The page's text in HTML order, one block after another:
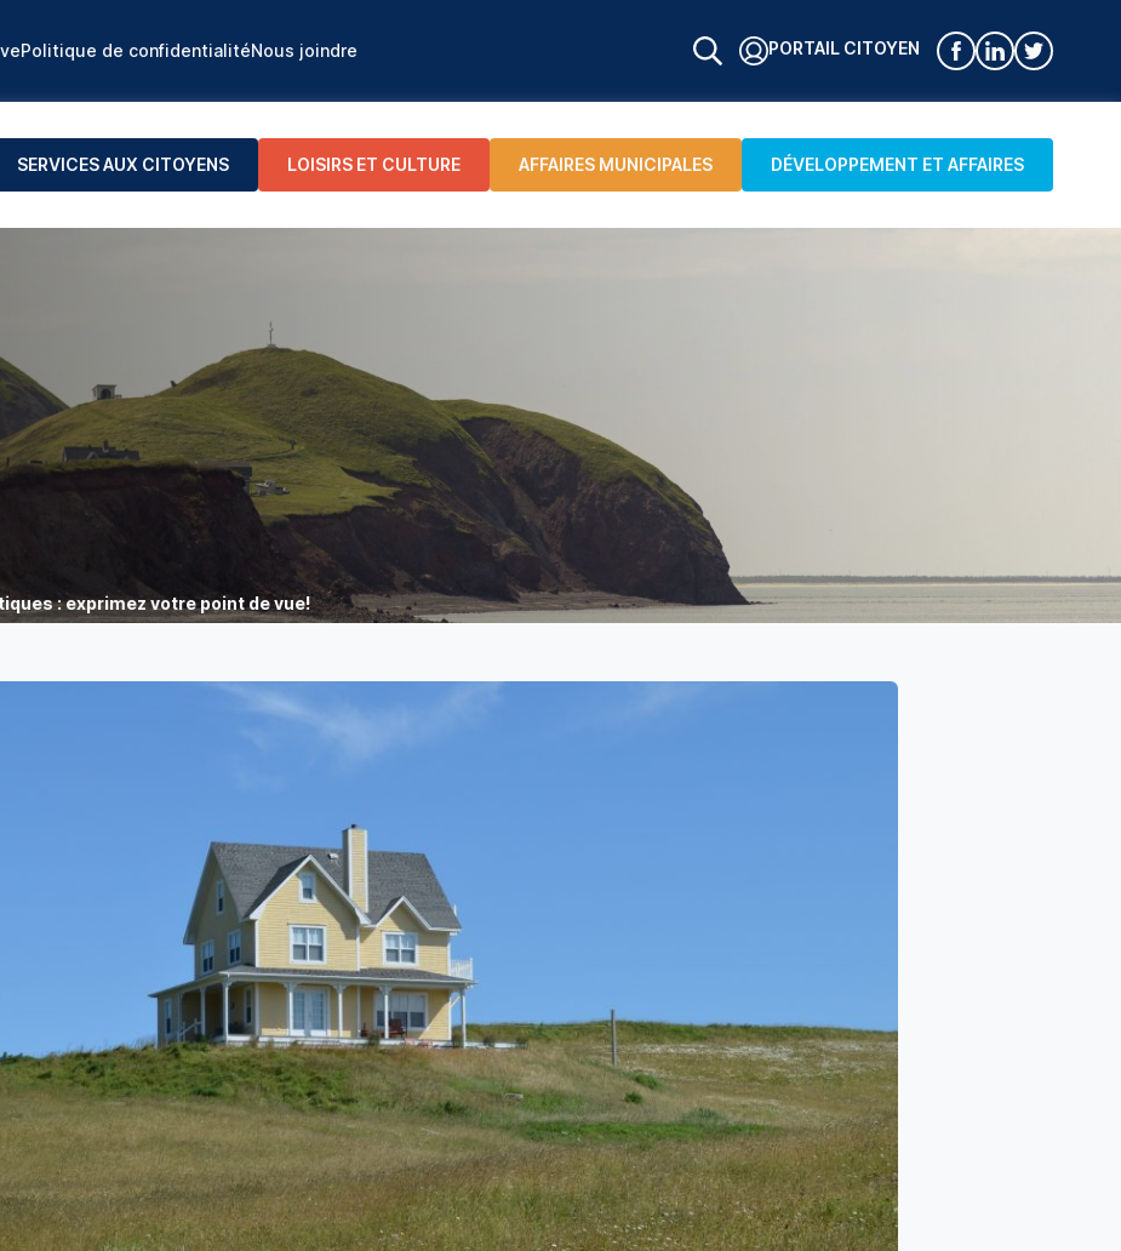
Politique de confidentialitéNous joindre PORTAIL CITOYEN
SERVICES AUX CITOYENS LOISIRS ET CULTURE AFFAIRES MUNICIPALES DÉVELOPPEMENT ET AFFAIRES
: exprimez votre point de vue!